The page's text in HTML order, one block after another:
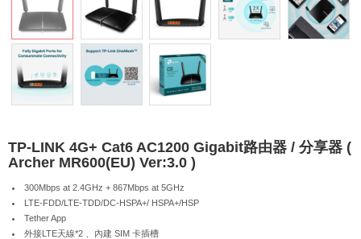
TP-LINK 4G+ Cat6 AC1200 Gigabit路由器 / 分享器 (
Archer MR600(EU) Ver:3.0 )
300Mbps at 2.4GHz + 867Mbps at 5GHz
LTE-FDD/LTE-TDD/DC-HSPA+/ HSPA+/HSP
Tether App
外接LTE天線*2 、內建 SIM 卡插槽